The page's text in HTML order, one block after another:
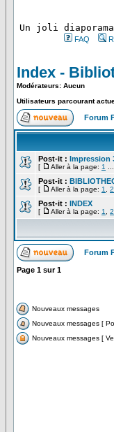
Un joli
FAQ
Index -
Modérateurs: Aucun
Utilisateurs parcourant
Forum
Post-it : Impression
[ Aller à la page: 1
Post-it :
[ Aller à la page: 1 2
Post-it : INDEX
[ Aller à la page: 1 2
Forum
Page 1 sur1
Nouveaux messages
Nouveaux messages [
Nouveaux messages [